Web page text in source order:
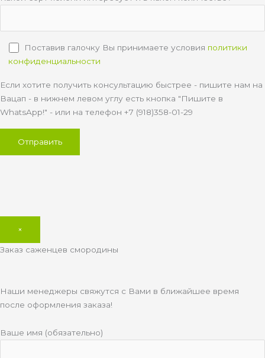
Поставив галочку Вы принимаете условия политики
конфиденциальности
Если хотите получить консультацию быстрее - пишите нам на
Вацап - в нижнем левом углу есть кнопка "Пишите в
WhatsApp!" - или на телефон +7 (918)358-01-29
×
Заказ саженцев смородины
Наши менеджеры свяжутся с Вами в ближайшее время
после оформления заказа!
Ваше имя (обязательно)